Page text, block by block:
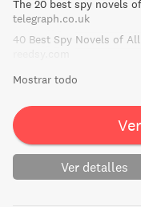
Britan are in grave
solution to a baffling
steps?'
The 20 best spy novels
telegraph.co.uk
40 Best Spy Novels of
Mostrar todo
Ver detalles